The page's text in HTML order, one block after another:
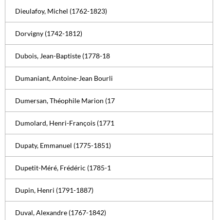
Dieulafoy, Michel (1762-1823)
Dorvigny (1742-1812)
Dubois, Jean-Baptiste (1778-18
Dumaniant, Antoine-Jean Bourli
Dumersan, Théophile Marion (17
Dumolard, Henri-François (1771
Dupaty, Emmanuel (1775-1851)
Dupetit-Méré, Frédéric (1785-1
Dupin, Henri (1791-1887)
Duval, Alexandre (1767-1842)